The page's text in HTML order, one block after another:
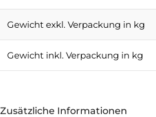
Gewicht exkl. Verpackung in kg
Gewicht inkl. Verpackung in kg
Zusätzliche Informationen